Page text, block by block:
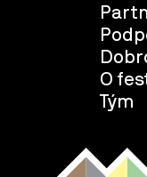
O
Tým